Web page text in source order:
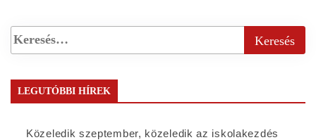
LEGUTÓBBI HÍREK
Közeledik szeptember, közeledik az iskolakezdés